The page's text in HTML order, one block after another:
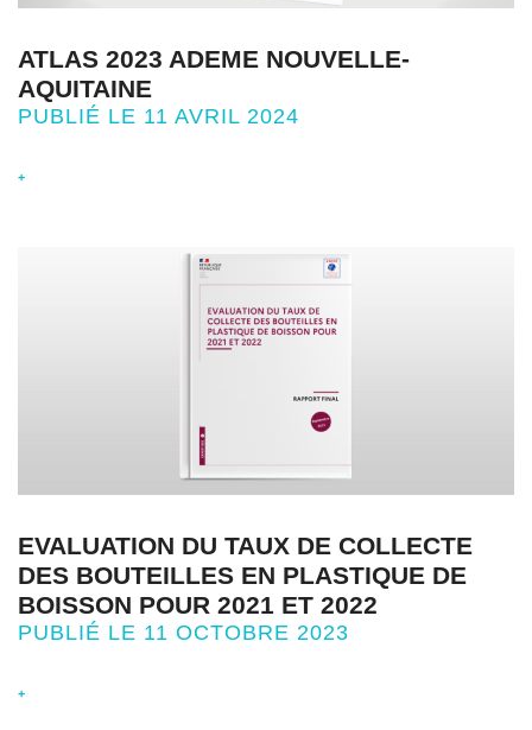
ATLAS 2023 ADEME NOUVELLE-
AQUITAINE
PUBLIÉ LE 11 AVRIL 2024
+
EVALUATION DU TAUX DE COLLECTE
DES BOUTEILLES EN PLASTIQUE DE
BOISSON POUR 2021 ET 2022
PUBLIÉ LE 11 OCTOBRE 2023
+